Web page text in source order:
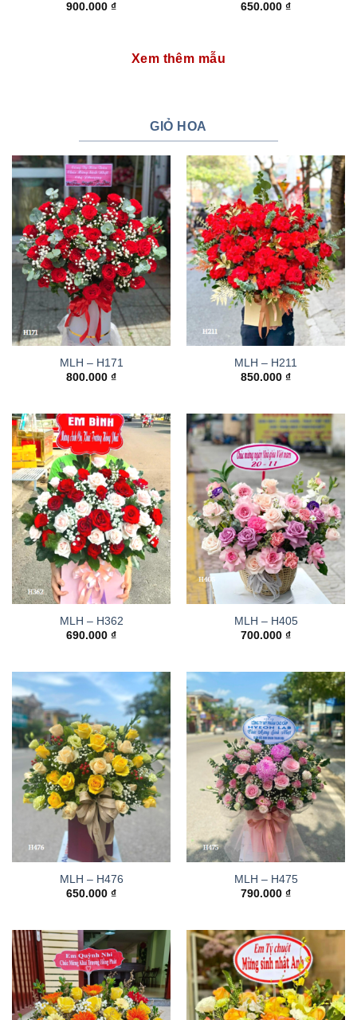
900.000 ₫
650.000 ₫
Xem thêm mẫu
GIỎ HOA
MLH – H171
800.000 ₫
MLH – H211
850.000 ₫
MLH – H362
690.000 ₫
MLH – H405
700.000 ₫
MLH – H476
650.000 ₫
MLH – H475
790.000 ₫